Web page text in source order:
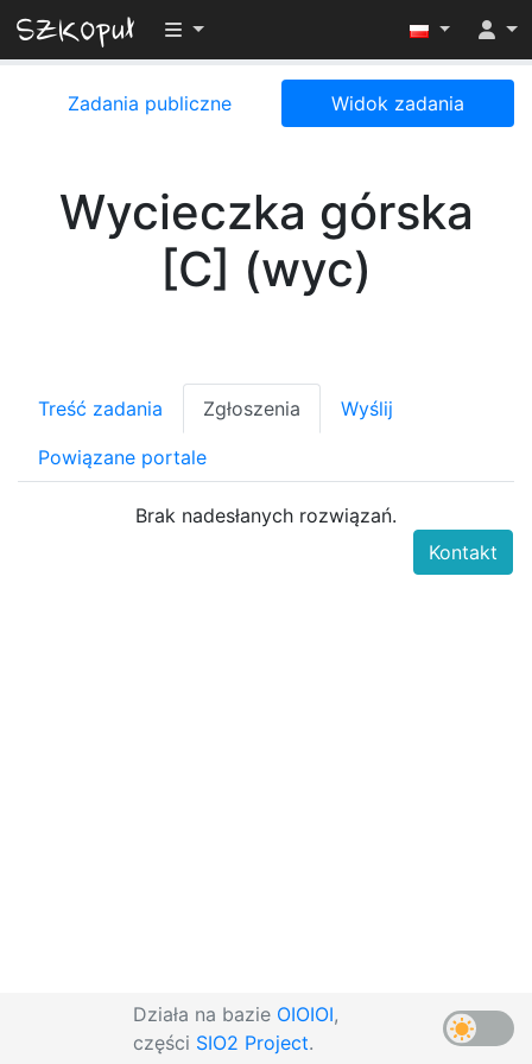
Przełącz widoczność menu
Zadania publiczne Widok zadania
Wycieczka górska
[C] (wyc)
Treść zadania Zgłoszenia Wyślij
Powiązane portale
Brak nadesłanych rozwiązań.
Działa na bazie OIOIOI,
części SIO2 Project.
Kontakt